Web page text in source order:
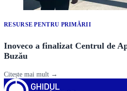
RESURSE PENTRU PRIMĂRII
Inoveco a finalizat Centrul de
Buzău
Citește mai mult →